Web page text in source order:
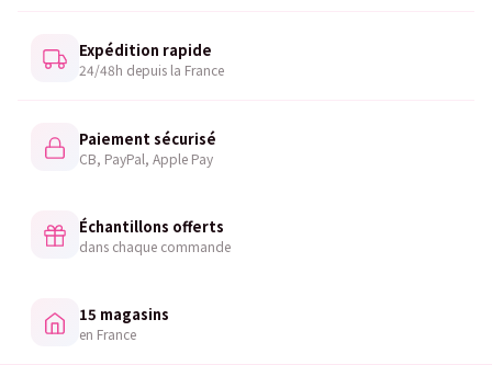
Expédition rapide
24/48h depuis la France
Paiement sécurisé
CB, PayPal, Apple Pay
Échantillons offerts
dans chaque commande
15 magasins
en France